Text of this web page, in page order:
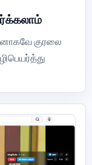
குரலை